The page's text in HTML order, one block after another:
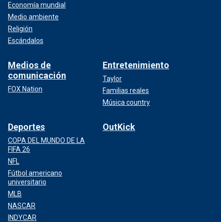
Economía mundial
Medio ambiente
Religión
Escándalos
Medios de
comunicación
FOX Nation
Entretenimiento
Taylor
Familias reales
Música country
Deportes
COPA DEL MUNDO DE LA
FIFA 26
NFL
Fútbol americano
universitario
MLB
NASCAR
INDYCAR
OutKick